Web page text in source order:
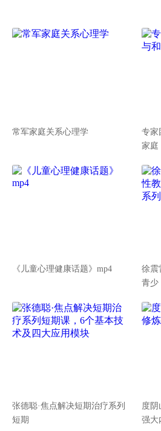
常军家庭关系心理学
专家
家庭
《儿童心理健康话题》mp4
徐震
青少
张德聪·焦点解决短期治疗系列
短期
度阴
强大